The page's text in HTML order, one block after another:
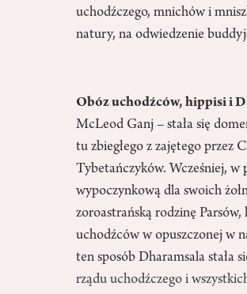
uchodźczego, mnichów i
natury, na odwiedzenie
Obóz uchodźców, hippisi i
McLeod Ganj – stała się
tu zbiegłego z zajętego
Tybetańczyków. Wcześniej,
wypoczynkową dla swoich
zoroastrańską rodzinę
uchodźców w opuszczonej w
ten sposób Dharamsala stała
rządu uchodźczego i